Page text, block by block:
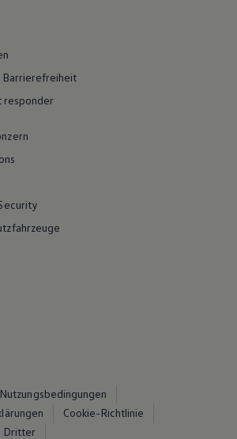
Barrierefreiheit
responder
Nutzungsbedingungen
Cookie-Richtlinie
Dritter